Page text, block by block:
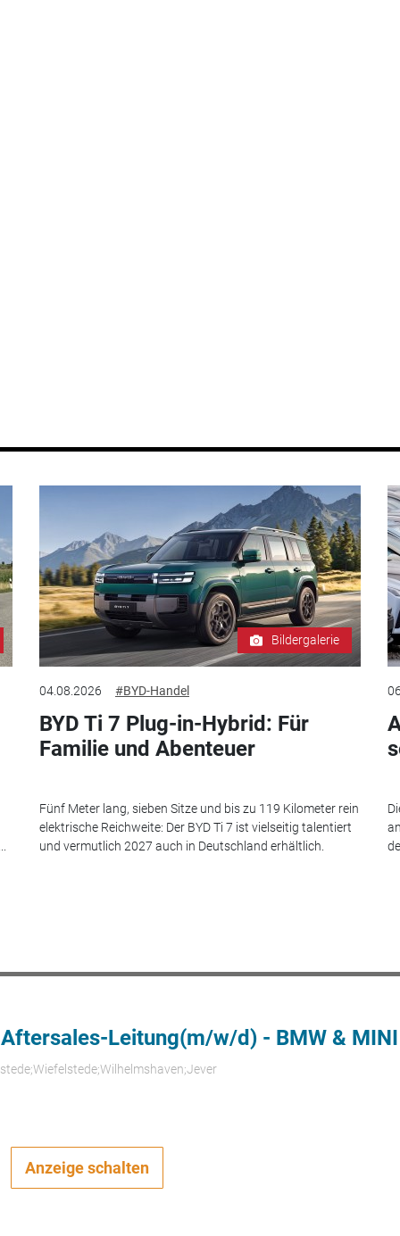
Bildergalerie
04.08.2026 #BYD-Handel
BYD Ti 7 Plug-in-Hybrid: Für
Familie und Abenteuer
Fünf Meter lang, sieben Sitze und bis zu 119 Kilometer rein
elektrische Reichweite: Der BYD Ti 7 ist vielseitig talentiert
und vermutlich 2027 auch in Deutschland erhältlich.
Leitung(m/w/d) - BMW & MINI
Anzeige schalten